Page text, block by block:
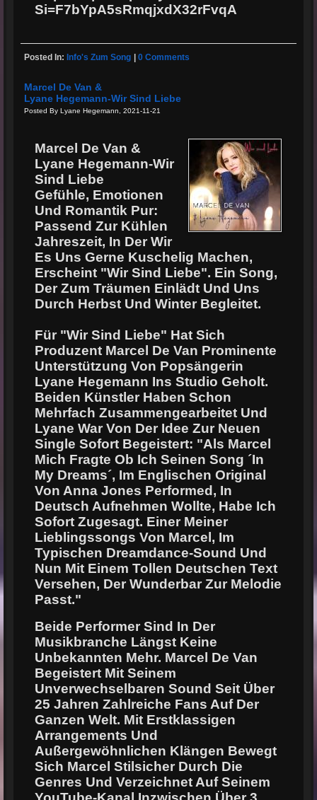
Si=F7bYpA5sRmqjxdX32rFvqA
Posted In: Info's Zum Song |0 Comments
Marcel De Van &
Lyane Hegemann-Wir Sind Liebe
Posted By Lyane Hegemann, 2021-11-21
Marcel De Van &
Lyane Hegemann-Wir
Sind Liebe
Gefühle, Emotionen
Und Romantik Pur:
Passend Zur Kühlen
Jahreszeit, In Der Wir
Es Uns Gerne Kuschelig Machen,
Erscheint "Wir Sind Liebe". Ein Song,
Der Zum Träumen Einlädt Und Uns
Durch Herbst Und Winter Begleitet.
Für "Wir Sind Liebe" Hat Sich
Produzent Marcel De Van Prominente
Unterstützung Von Popsängerin
Lyane Hegemann Ins Studio Geholt.
Beiden Künstler Haben Schon
Mehrfach Zusammengearbeitet Und
Lyane War Von Der Idee Zur Neuen
Single Sofort Begeistert: "Als Marcel
Mich Fragte Ob Ich Seinen Song ´In
My Dreams´, Im Englischen Original
Von Anna Jones Performed, In
Deutsch Aufnehmen Wollte, Habe Ich
Sofort Zugesagt. Einer Meiner
Lieblingssongs Von Marcel, Im
Typischen Dreamdance-Sound Und
Nun Mit Einem Tollen Deutschen Text
Versehen, Der Wunderbar Zur Melodie
Passt."
Beide Performer Sind In Der
Musikbranche Längst Keine
Unbekannten Mehr. Marcel De Van
Begeistert Mit Seinem
Unverwechselbaren Sound Seit Über
25 Jahren Zahlreiche Fans Auf Der
Ganzen Welt. Mit Erstklassigen
Arrangements Und
Außergewöhnlichen Klängen Bewegt
Sich Marcel Stilsicher Durch Die
Genres Und Verzeichnet Auf Seinem